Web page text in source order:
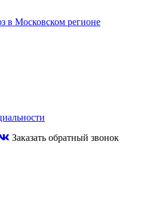
в Московском регионе
Заказать обратный звонок